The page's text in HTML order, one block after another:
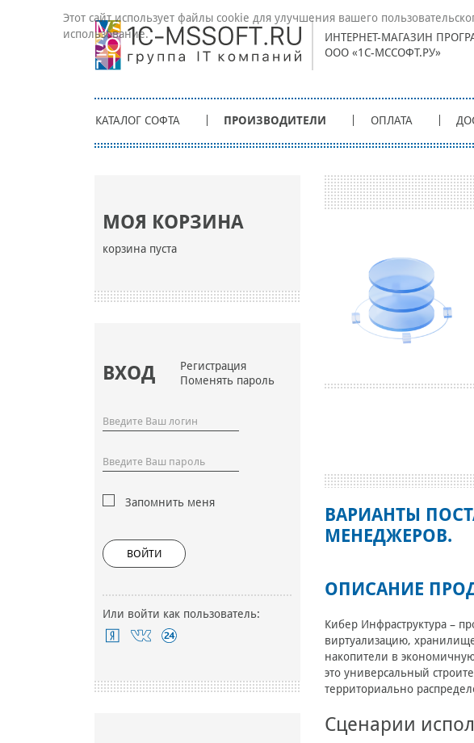
ИНТЕРНЕТ-МАГАЗИН
ООО «1С-МССОФТ.РУ»
КАТАЛОГ СОФТА ПРОИЗВОДИТЕЛИ ОПЛАТА
МОЯ КОРЗИНА
корзина пуста
ВХОД
Регистрация
Поменять пароль
Запомнить меня
ВОЙТИ
Или войти как пользователь:
ВАРИАНТЫ
МЕНЕДЖЕРОВ.
ОПИСАНИЕ
Кибер Инфраструктура –
виртуализацию,
накопители в
это универсальный
территориально
Сценарии
Этот сайт использует файлы cookie для улучшения вашего
использование.